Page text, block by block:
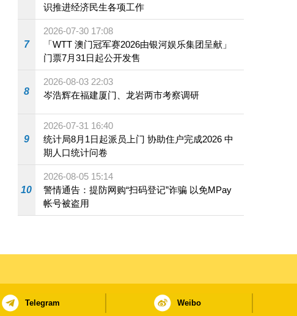
识推进经济民生各项工作
7
2026-07-30 17:08
「WTT 澳门冠军赛2026由银河娱乐集团呈献」
门票7月31日起公开发售
8
2026-08-03 22:03
岑浩辉在福建厦门、龙岩两市考察调研
9
2026-07-31 16:40
统计局8月1日起派员上门 协助住户完成2026 中
期人口统计问卷
10
2026-08-05 15:14
警情通告：提防网购“扫码登记”诈骗 以免MPay
帐号被盗用
Telegram Weibo